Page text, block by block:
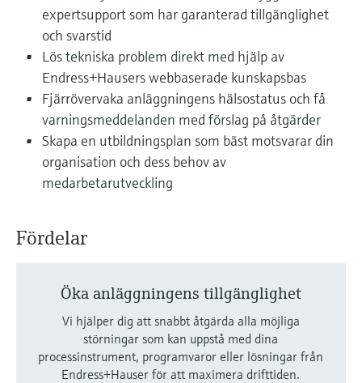
expertsupport som har garanterad tillgänglighet
och svarstid
Lös tekniska problem direkt med hjälp av
Endress+Hausers webbaserade kunskapsbas
Fjärrövervaka anläggningens hälsostatus och få
varningsmeddelanden med förslag på åtgärder
Skapa en utbildningsplan som bäst motsvarar din
organisation och dess behov av
medarbetarutveckling
Fördelar
Öka anläggningens tillgänglighet
Vi hjälper dig att snabbt åtgärda alla möjliga
störningar som kan uppstå med dina
processinstrument, programvaror eller lösningar från
Endress+Hauser för att maximera drifttiden.